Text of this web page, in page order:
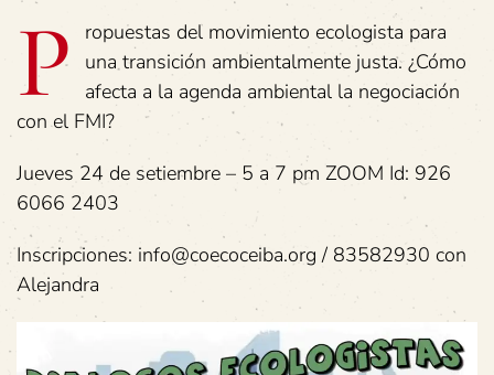
P
ropuestas del movimiento ecologista para
una transición ambientalmente justa. ¿Cómo
afecta a la agenda ambiental la negociación
con el FMI?
Jueves 24 de setiembre – 5 a 7 pm ZOOM Id: 926
6066 2403
Inscripciones: info@coecoceiba.org / 83582930 con
Alejandra